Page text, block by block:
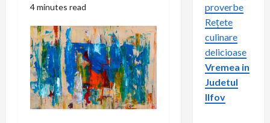
4 minutes read
proverbe
Rețete
culinare
delicioase
Vremea in
Judetul
Ilfov